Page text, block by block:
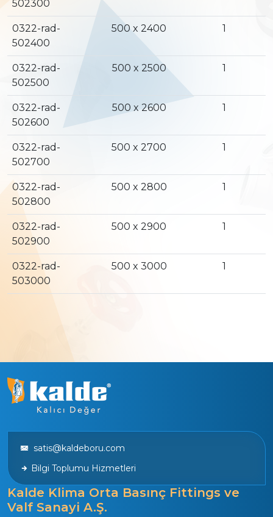
502300
0322-rad-
502400
500 x 2400 1
0322-rad-
502500
500 x 2500 1
0322-rad-
502600
500 x 2600 1
0322-rad-
502700
500 x 2700 1
0322-rad-
502800
500 x 2800 1
0322-rad-
502900
500 x 2900 1
0322-rad-
503000
500 x 3000 1
satis@kaldeboru.com
Bilgi Toplumu Hizmetleri
Kalde Klima Orta Basınç Fittings ve
Valf Sanayi A.Ş.